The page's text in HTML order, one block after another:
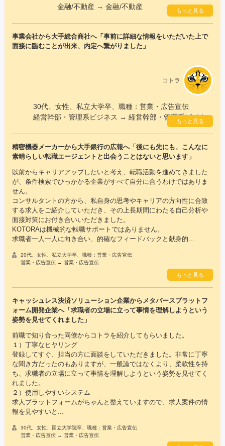
金融/不動産 → 金融/不動産
もっと見る
事業会社から大手総合商社へ「事前に詳細な情報をいただいた上で
面接に臨むことが出来、内定へ繋がりました」
コトラ
30代、女性、私立大学卒、職種：営業・広告宣伝
経営幹部・管理系ビジネス → 経営幹部・管理系ビジネス
もっと見る
精密機器メーカーから大手銀行の広報へ「後にも先にも、こんなに
素晴らしい転職エージェントと出会うことはないと思います」
以前からキャリアアップしたいと考え、転職活動を進めてきました
が、条件検索でひっかかる企業がすべて自分に合うわけではありま
せん。
コンサルタントの方から、私自身の思考やキャリアの方向性に合致
する求人をご紹介していただき、その上長期間にわたる自己分析や
面接対策にお付き合いいただきました。
KOTORAは機械的な転職サポートではありません。
求職者一人一人に向き合い、的確なフィードバックと献身的...
20代、女性、私立大学卒、職種：営業・広告宣伝
営業・広告宣伝 → 営業・広告宣伝
もっと見る
キャッシュレス決済ソリューション企業からメタバースプラットフ
ォーム開発企業へ「求職者の立場に立って事情を理解しようという
姿勢を見せてくれました」
前職で知り合った同僚からコトラを紹介してもらいました。
１）丁寧なヒヤリング
登録してすぐ、担当の方に面談をしていただきました。非常に丁寧
な聞き方だったのもありますが、一般論ではなくより、柔軟性を持
ち、求職者の立場に立って事情を理解しようという姿勢を見せてく
れました。
２）使用しやすいシステム
求人プラットフォームがちゃんと整えていますので、求人案件の情
報を見やすいと...
30代、女性、国立大学院卒、職種：営業・広告宣伝
営業・広告宣伝 → 営業・広告宣伝